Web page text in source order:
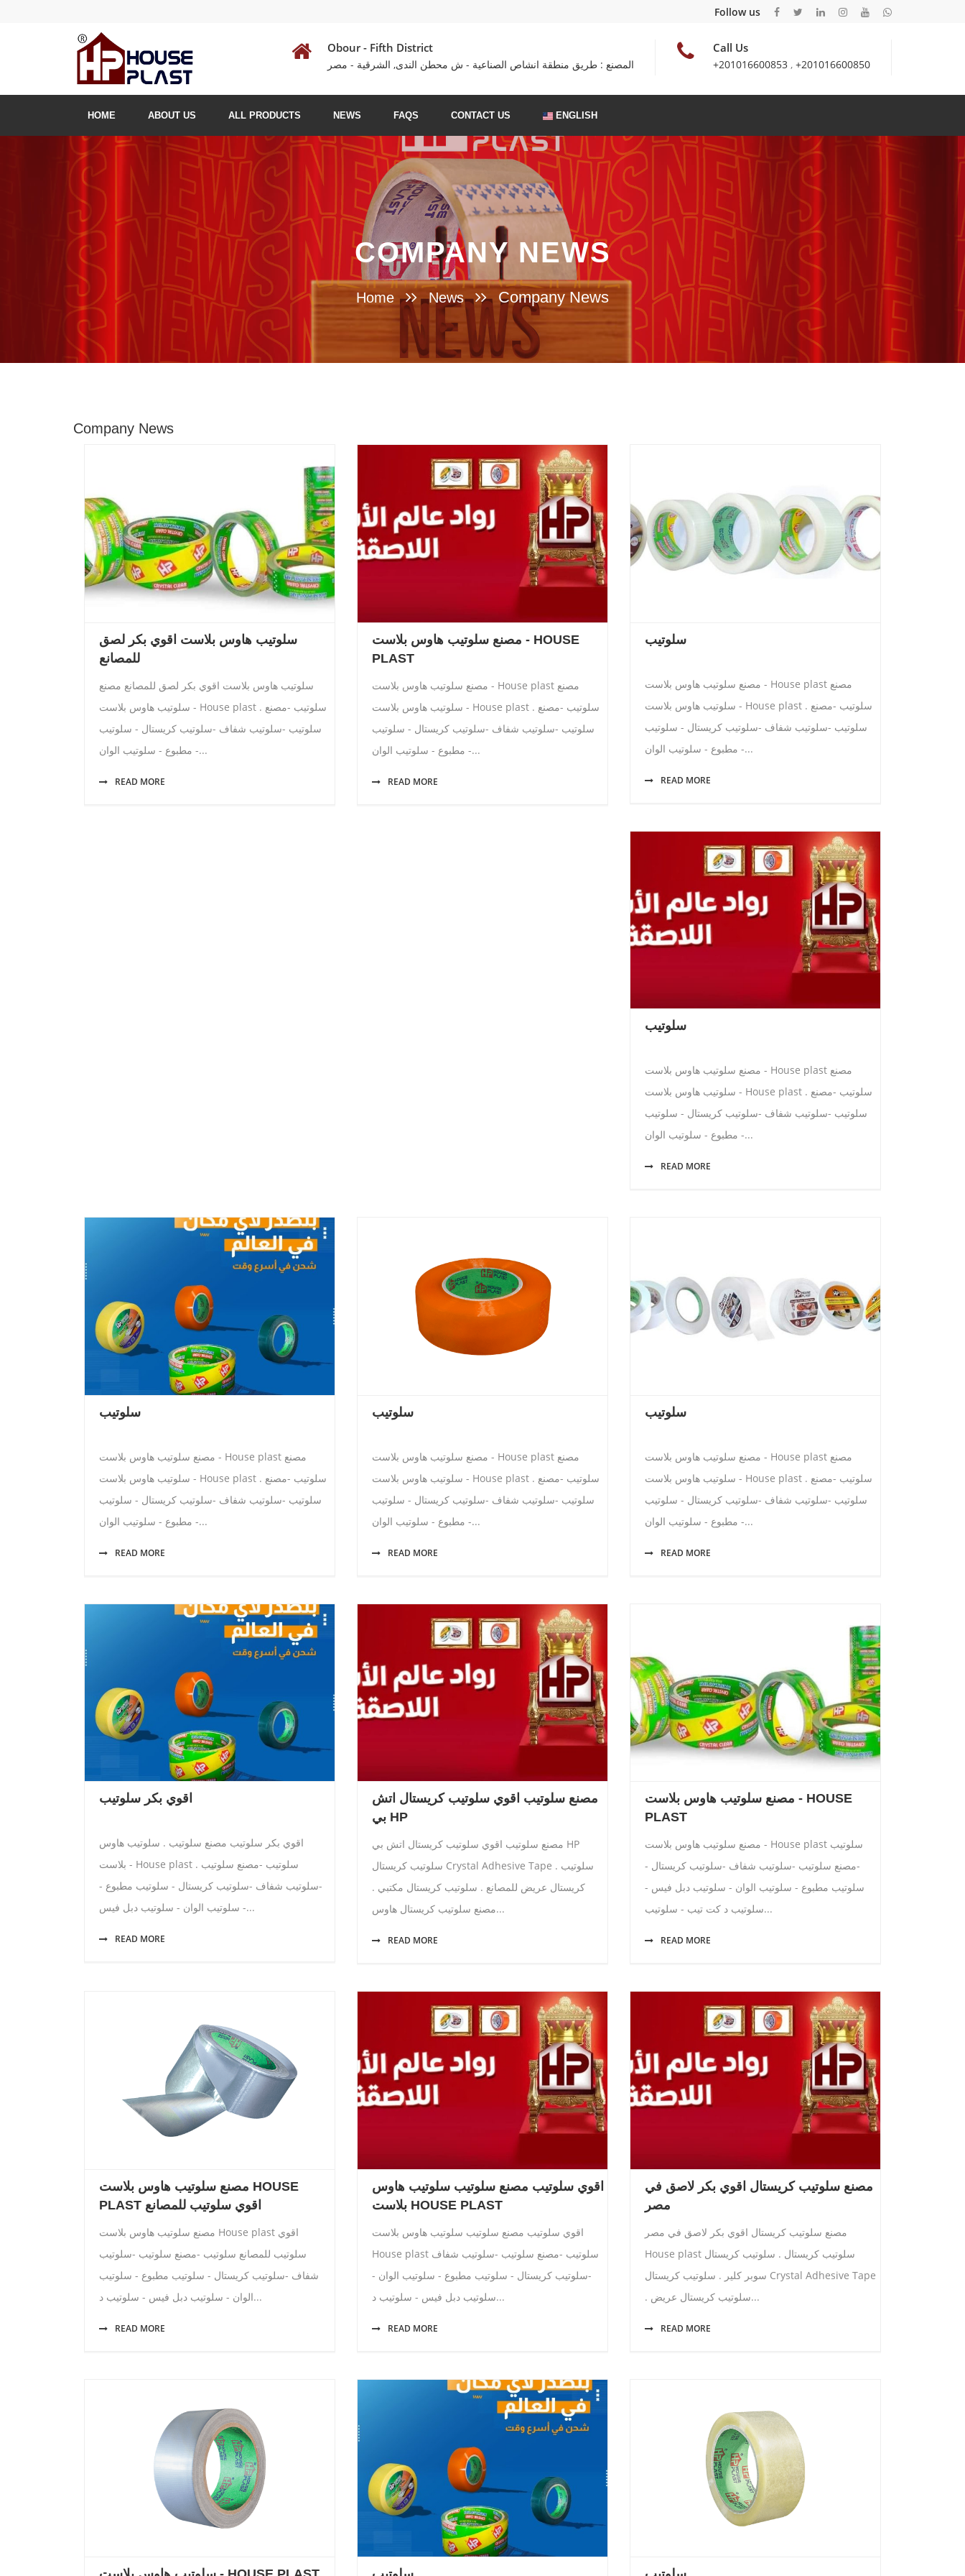
Follow us
Call Us
+201016600853 , +201016600850
Obour - Fifth District
المصنع : طريق منطقة انشاص الصناعية - ش محطن الندى, الشرقية - مصر
HOME ABOUT US ALL PRODUCTS NEWS FAQS CONTACT US ENGLISH
COMPANY NEWS
Home News Company News
Company News
سلوتيب هاوس بلاست اقوي بكر لصق
للمصانع
سلوتيب هاوس بلاست اقوي بكر لصق للمصانع مصنع
سلوتيب هاوس بلاست - House plast . سلوتيب -مصنع
سلوتيب -سلوتيب شفاف -سلوتيب كريستال - سلوتيب
مطبوع - سلوتيب الوان -...
READ MORE
مصنع سلوتيب هاوس بلاست - HOUSE
PLAST
مصنع سلوتيب هاوس بلاست - House plast مصنع
سلوتيب هاوس بلاست - House plast . سلوتيب -مصنع
سلوتيب -سلوتيب شفاف -سلوتيب كريستال - سلوتيب
مطبوع - سلوتيب الوان -...
READ MORE
سلوتيب
مصنع سلوتيب هاوس بلاست - House plast مصنع
سلوتيب هاوس بلاست - House plast . سلوتيب -مصنع
سلوتيب -سلوتيب شفاف -سلوتيب كريستال - سلوتيب
مطبوع - سلوتيب الوان -...
READ MORE
سلوتيب
مصنع سلوتيب هاوس بلاست - House plast مصنع
سلوتيب هاوس بلاست - House plast . سلوتيب -مصنع
سلوتيب -سلوتيب شفاف -سلوتيب كريستال - سلوتيب
مطبوع - سلوتيب الوان -...
READ MORE
سلوتيب
مصنع سلوتيب هاوس بلاست - House plast مصنع
سلوتيب هاوس بلاست - House plast . سلوتيب -مصنع
سلوتيب -سلوتيب شفاف -سلوتيب كريستال - سلوتيب
مطبوع - سلوتيب الوان -...
READ MORE
سلوتيب
مصنع سلوتيب هاوس بلاست - House plast مصنع
سلوتيب هاوس بلاست - House plast . سلوتيب -مصنع
سلوتيب -سلوتيب شفاف -سلوتيب كريستال - سلوتيب
مطبوع - سلوتيب الوان -...
READ MORE
سلوتيب
مصنع سلوتيب هاوس بلاست - House plast مصنع
سلوتيب هاوس بلاست - House plast . سلوتيب -مصنع
سلوتيب -سلوتيب شفاف -سلوتيب كريستال - سلوتيب
مطبوع - سلوتيب الوان -...
READ MORE
اقوي بكر سلوتيب
اقوي بكر سلوتيب مصنع سلوتيب . سلوتيب هاوس
بلاست - House plast . سلوتيب -مصنع سلوتيب
-سلوتيب شفاف -سلوتيب كريستال - سلوتيب مطبوع -
سلوتيب الوان - سلوتيب دبل فيس -...
READ MORE
مصنع سلوتيب اقوي سلوتيب كريستال اتش
بي HP
مصنع سلوتيب اقوي سلوتيب كريستال اتش بي HP
سلوتيب كريستال Crystal Adhesive Tape . سلوتيب
كريستال عريض للمصانع . سلوتيب كريستال مكتبي .
مصنع سلوتيب كريستال هاوس...
READ MORE
مصنع سلوتيب هاوس بلاست - HOUSE
PLAST
مصنع سلوتيب هاوس بلاست - House plast سلوتيب
-مصنع سلوتيب -سلوتيب شفاف -سلوتيب كريستال -
سلوتيب مطبوع - سلوتيب الوان - سلوتيب دبل فيس -
سلوتيب د كت تيب - سلوتيب...
READ MORE
مصنع سلوتيب هاوس بلاست HOUSE
PLAST اقوي سلوتيب للمصانع
مصنع سلوتيب هاوس بلاست House plast اقوي
سلوتيب للمصانع سلوتيب -مصنع سلوتيب -سلوتيب
شفاف -سلوتيب كريستال - سلوتيب مطبوع - سلوتيب
الوان - سلوتيب دبل فيس - سلوتيب د...
READ MORE
اقوي سلوتيب مصنع سلوتيب سلوتيب هاوس
بلاست HOUSE PLAST
اقوي سلوتيب مصنع سلوتيب سلوتيب هاوس بلاست
House plast سلوتيب -مصنع سلوتيب -سلوتيب شفاف
-سلوتيب كريستال - سلوتيب مطبوع - سلوتيب الوان -
سلوتيب دبل فيس - سلوتيب د...
READ MORE
مصنع سلوتيب كريستال اقوي بكر لاصق في
مصر
مصنع سلوتيب كريستال اقوي بكر لاصق في مصر
House plast سلوتيب كريستال . سلوتيب كريستال
سوبر كلير . سلوتيب كريستال Crystal Adhesive Tape
. سلوتيب كريستال عريض...
READ MORE